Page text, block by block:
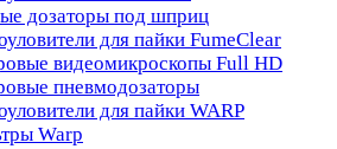
дозаторы под шприц
для пайки FumeClear
видеомикроскопы Full HD
пневмодозаторы
для пайки WARP
Warp